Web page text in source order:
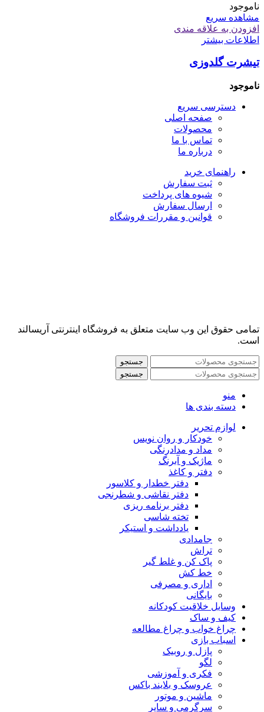
ناموجود
مشاهده سریع
افزودن به علاقه مندی
اطلاعات بیشتر
تیشرت گلدوزی
ناموجود
دسترسی سریع
صفحه اصلی
محصولات
تماس با ما
درباره ما
راهنمای خرید
ثبت سفارش
شیوه های پرداخت
ارسال سفارش
قوانین و مقررات فروشگاه
تمامی حقوق این وب سایت متعلق به فروشگاه اینترنتی آریسالند
است.
جستجو
جستجو
منو
دسته بندی ها
لوازم تحریر
خودکار و روان نویس
مداد و مدادرنگی
ماژیک و آبرنگ
دفتر و کاغذ
دفتر خطدار و کلاسور
دفتر نقاشی و شطرنجی
دفتر برنامه ریزی
تخته شاسی
یادداشت و استیکر
جامدادی
تراش
پاک کن و غلط گیر
خط کش
اداری و مصرفی
بایگانی
وسایل خلاقیت کودکانه
کیف و ساک
چراغ خواب و چراغ مطالعه
اسباب بازی
پازل و روبیک
لگو
فکری و آموزشی
عروسک و بلایند باکس
ماشین و موتور
سرگرمی و سایر